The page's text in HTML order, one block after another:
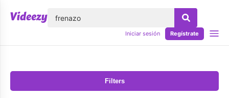
Iniciar sesión Regístrate
Filters